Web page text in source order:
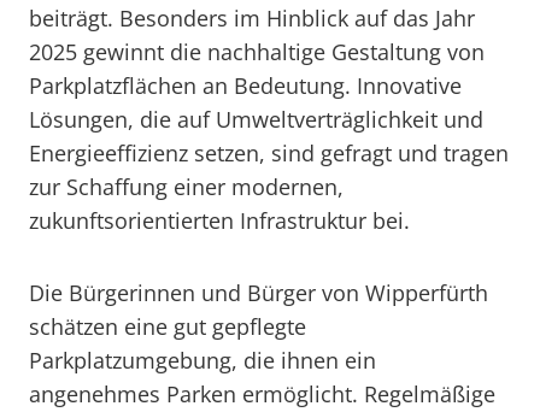
beiträgt. Besonders im Hinblick auf das Jahr
2025 gewinnt die nachhaltige Gestaltung von
Parkplatzflächen an Bedeutung. Innovative
Lösungen, die auf Umweltverträglichkeit und
Energieeffizienz setzen, sind gefragt und tragen
zur Schaffung einer modernen,
zukunftsorientierten Infrastruktur bei.
Die Bürgerinnen und Bürger von Wipperfürth
schätzen eine gut gepflegte
Parkplatzumgebung, die ihnen ein
angenehmes Parken ermöglicht. Regelmäßige